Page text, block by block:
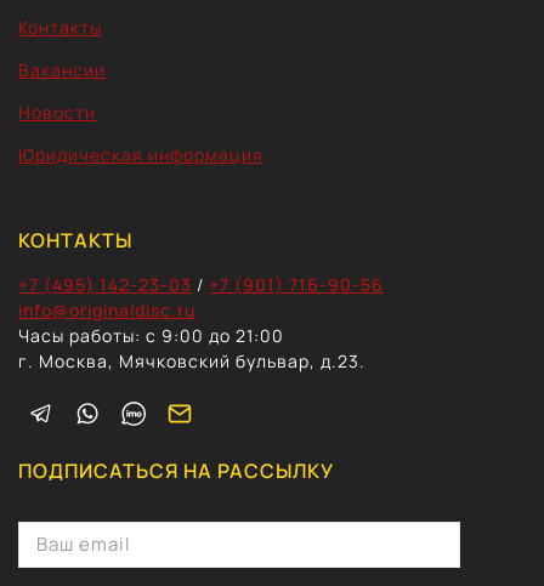
Контакты
Вакансии
Новости
Юридическая информация
КОНТАКТЫ
+7 (495) 142-23-03 / +7 (901) 716-90-56
info@originaldisc.ru
Часы работы: с 9:00 до 21:00
г. Москва, Мячковский бульвар, д.23.
ПОДПИСАТЬСЯ НА РАССЫЛКУ